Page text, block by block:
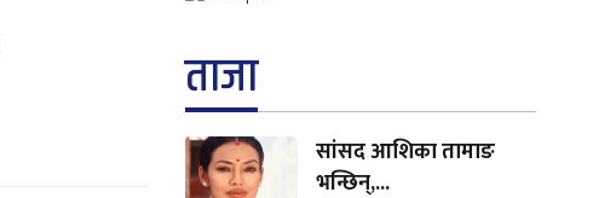
ताजा
सांसद आशिका तामाङ
भन्छिन्,...